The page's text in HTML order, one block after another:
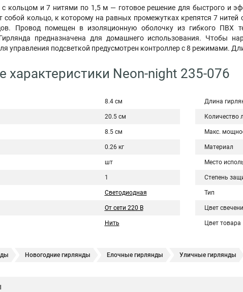
с кольцом и 7 нитями по 1,5 м — готовое решение для быстрого и
собой кольцо, к которому на равных промежутках крепятся 7
Провод помещен в изоляционную оболочку из гибкого ПВХ
предназначена для домашнего использования. Чтобы
управления подсветкой предусмотрен контроллер с 8 режимами.
характеристики Neon-night 235-076
8.4 см
20.5 см
8.5 см
0.26 кг
шт
1
Светодиодная
От сети 220 В
Нить
Длина
Количество
Макс.
Материал
Место
Степень
Тип
Цвет
Цвет товара
Новогодние гирлянды Елочные гирлянды Уличные гирлянды